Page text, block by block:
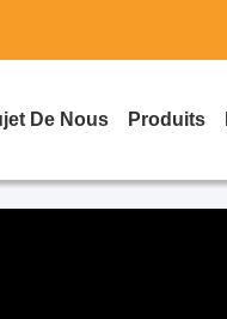
De Nous Produits